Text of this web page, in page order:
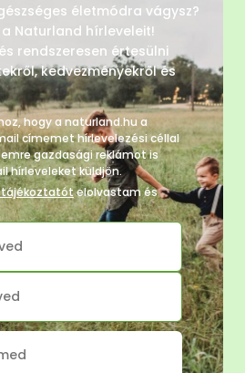
életmódra vágysz?
Naturland hírleveleit!
rendszeresen értesülni
kedvezményekről és
hogy a naturland.hu a
címemet hírlevelezési céllal
gazdasági reklámot is
hírleveleket küldjön.
tájékoztatótelolvastam és